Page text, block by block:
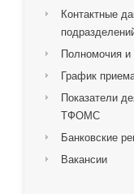
Контактные
Полномочия
График
Показатели
ТФОМС
Банковские
Вакансии